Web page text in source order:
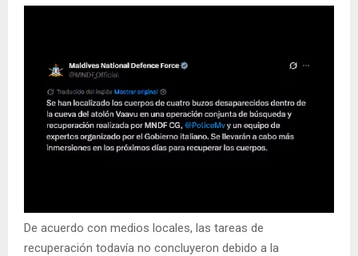
De acuerdo con medios locales, las tareas de
recuperación todavía no concluyeron debido a la